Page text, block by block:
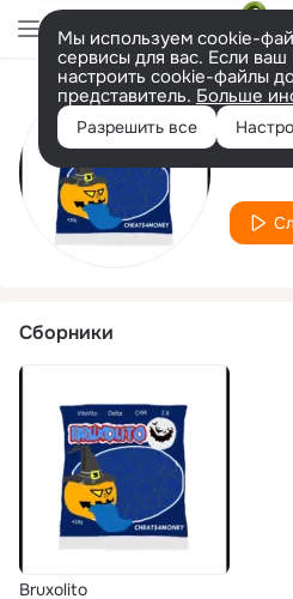
Мы используем cookie-
сервисы для вас. Если ваш
настроить cookie-файлы
представитель. Больше
Разрешить все
Сборники
Bruxolito